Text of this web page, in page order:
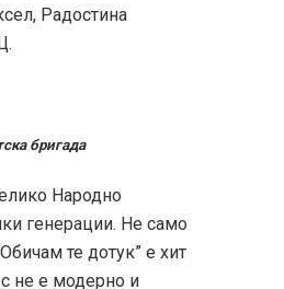
Радостина
бригада
Народно
генерации. Не само
те дотук” е хит
не е модерно и